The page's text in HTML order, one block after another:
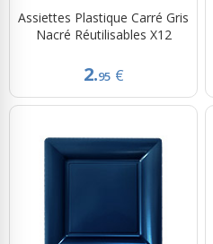
Assiettes Plastique Carré Gris
Nacré Réutilisables X12
2.95 €